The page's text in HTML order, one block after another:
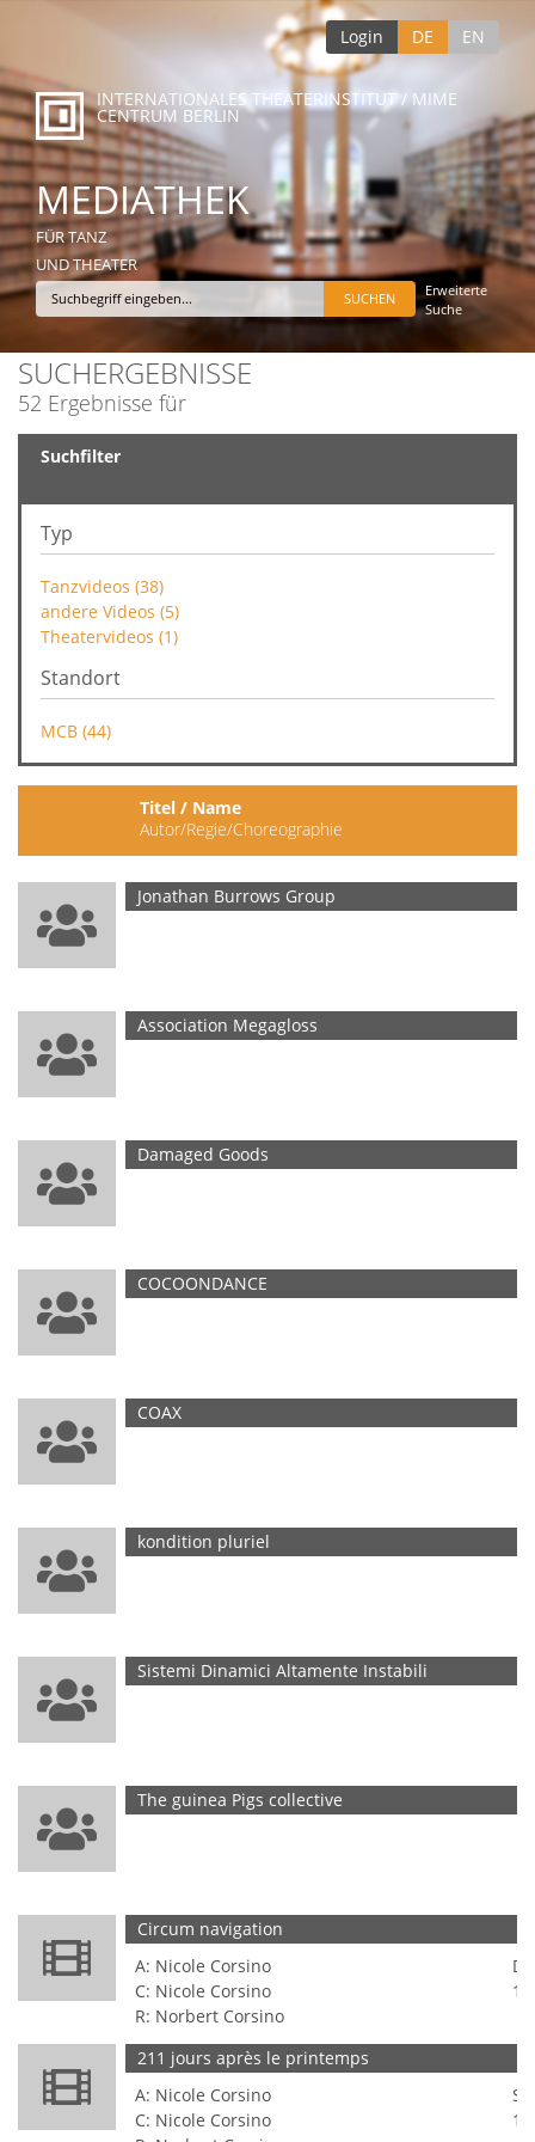
Login DE EN
INTERNATIONALES THEATERINSTITUT / MIME
CENTRUM BERLIN
MEDIATHEK
FÜR TANZ
UND THEATER
Erweiterte
Suche
SUCHERGEBNISSE
52 Ergebnisse für
Suchfilter
Typ
Tanzvideos (38)
andere Videos (5)
Theatervideos (1)
Standort
MCB (44)
Titel / Name
Autor/Regie/Choreographie
Jonathan Burrows Group
Association Megagloss
Damaged Goods
COCOONDANCE
COAX
kondition pluriel
Sistemi Dinamici Altamente Instabili
The guinea Pigs collective
Circum navigation
A: Nicole Corsino
C: Nicole Corsino
R: Norbert Corsino
211 jours après le printemps
A: Nicole Corsino
C: Nicole Corsino